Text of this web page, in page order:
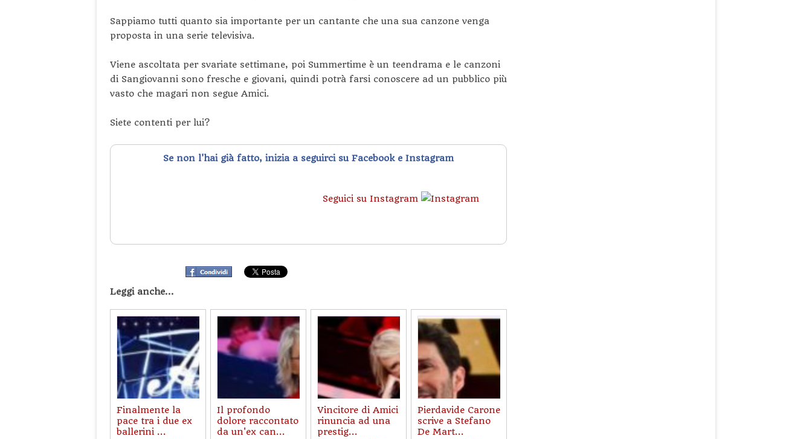
Sappiamo tutti quanto sia importante per un cantante che una sua canzone venga
proposta in una serie televisiva.
Viene ascoltata per svariate settimane, poi Summertime è un teendrama e le canzoni
di Sangiovanni sono fresche e giovani, quindi potrà farsi conoscere ad un pubblico più
vasto che magari non segue Amici.
Siete contenti per lui?
Se non l'hai già fatto, inizia a seguirci su Facebook e Instagram
Seguici su Instagram
Leggi anche...
Finalmente la
pace tra i due ex
ballerini ...
Il profondo
dolore raccontato
da un'ex can...
Vincitore di Amici
rinuncia ad una
prestig...
Pierdavide Carone
scrive a Stefano
De Mart...